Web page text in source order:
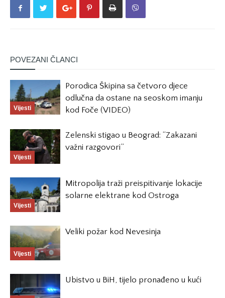
POVEZANI ČLANCI
Vijesti
Porodica Škipina sa četvoro djece
odlučna da ostane na seoskom imanju
kod Foče (VIDEO)
Vijesti
Zelenski stigao u Beograd: “Zakazani
važni razgovori”
Vijesti
Mitropolija traži preispitivanje lokacije
solarne elektrane kod Ostroga
Vijesti
Veliki požar kod Nevesinja
Ubistvo u BiH, tijelo pronađeno u kući